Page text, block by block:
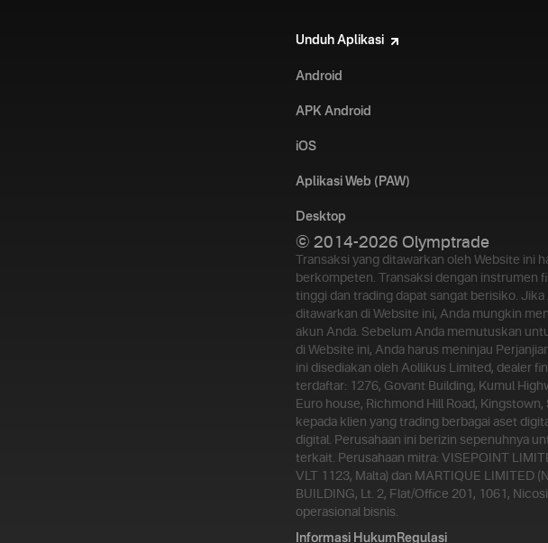
Unduh Aplikasi
Android
APK Android
iOS
Aplikasi Web (PAW)
Desktop
© 2014-2026 Olymptrade
Transaksi yang ditawarkan oleh Website ini
berkompeten. Transaksi dengan instrumen
tinggi dan trading dapat sangat berisiko.
ditawarkan di Website ini, Anda mungkin
akun Anda. Sebelum Anda memutuskan
di Website ini, Anda harus meninjau
ini disediakan oleh Aollikus Limited, dealer
terdaftar: 1276, Govant Building, Kumul
Euro house, Richmond Hill Road,
kepada klien yang trading berbagai aset
digital. Perusahaan ini berizin sepenuhnya
terkait. Perusahaan mitra: VISEPOINT
VLT 1123, Malta) dan MARTIQUE LIMITED
BUILDING, Lt. 2, Flat/Office 201, 1061,
operasional bisnis.
Informasi Hukum Regulasi